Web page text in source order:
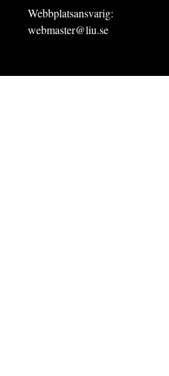
Webbplatsansvarig:
webmaster@liu.se